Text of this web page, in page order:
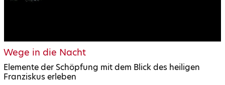
Wege in die Nacht
Elemente der Schöpfung mit dem Blick des heiligen
Franziskus erleben